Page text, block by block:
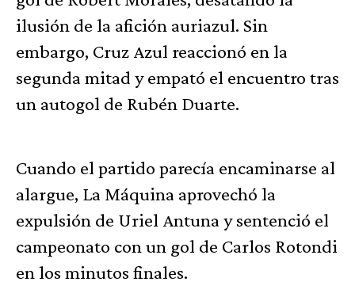
ilusión de la afición auriazul. Sin
embargo, Cruz Azul reaccionó en la
segunda mitad y empató el encuentro tras
un autogol de Rubén Duarte.
Cuando el partido parecía encaminarse al
alargue, La Máquina aprovechó la
expulsión de Uriel Antuna y sentenció el
campeonato con un gol de Carlos Rotondi
en los minutos finales.